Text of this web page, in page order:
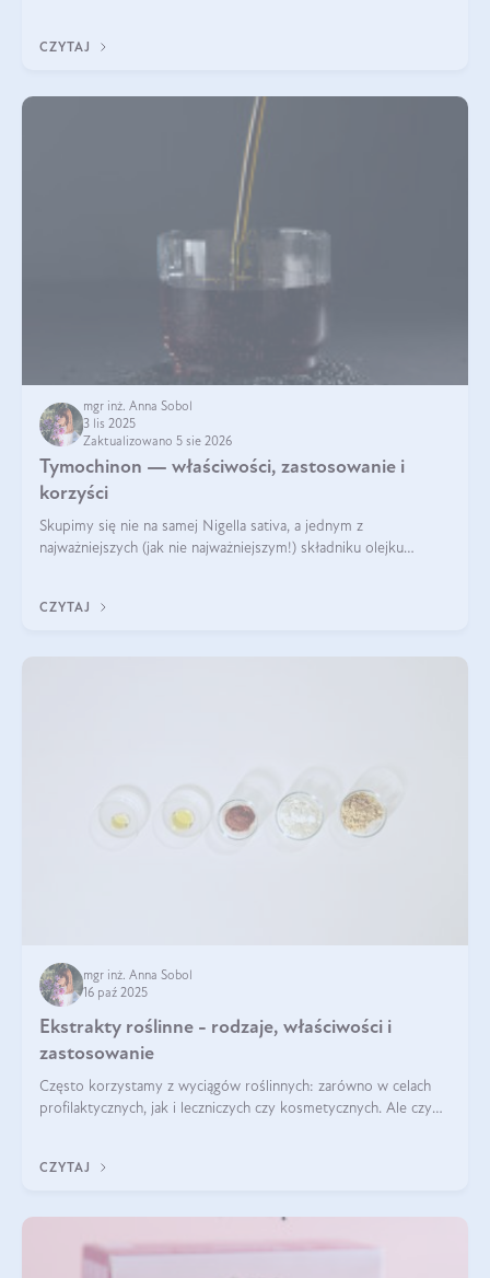
CZYTAJ
mgr inż. Anna Sobol
3 lis 2025
Zaktualizowano 5 sie 2026
Tymochinon — właściwości, zastosowanie i
korzyści
Skupimy się nie na samej Nigella sativa, a jednym z
najważniejszych (jak nie najważniejszym!) składniku olejku
CZYTAJ
mgr inż. Anna Sobol
16 paź 2025
Ekstrakty roślinne - rodzaje, właściwości i
zastosowanie
Często korzystamy z wyciągów roślinnych: zarówno w celach
profilaktycznych, jak i leczniczych czy kosmetycznych. Ale czy
CZYTAJ